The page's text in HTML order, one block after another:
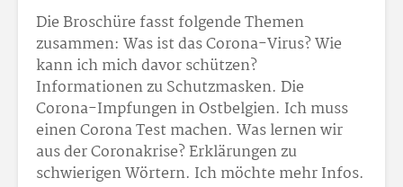
Die Broschüre fasst folgende Themen
zusammen: Was ist das Corona-Virus? Wie
kann ich mich davor schützen?
Informationen zu Schutzmasken. Die
Corona-Impfungen in Ostbelgien. Ich muss
einen Corona Test machen. Was lernen wir
aus der Coronakrise? Erklärungen zu
schwierigen Wörtern. Ich möchte mehr Infos.